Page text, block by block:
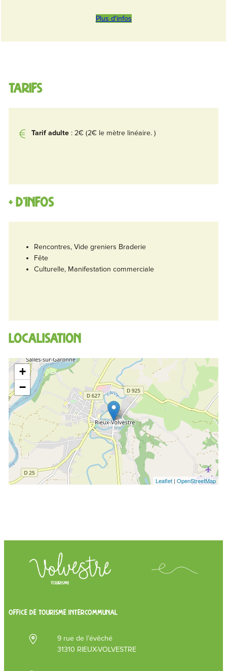
Plus d'infos
Tarifs
Tarif adulte: 2€ (2€ le mètre linéaire. )
+ d'infos
Rencontres, Vide greniers Braderie
Fête
Culturelle, Manifestation commerciale
Localisation
+
−
Leaflet |OpenStreetMap
OFFICE DE TOURISME INTERCOMMUNAL
9 rue de l’évêché
31310 RIEUX-VOLVESTRE